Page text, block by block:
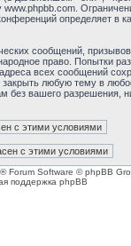
определяет в
сообщений,
право. Попытки
всех сообщений
любую тему в
вашего
Forum Software © phpBB
поддержка phpBB